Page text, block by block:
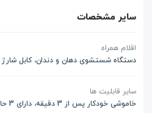
سایر مشخصات
اقلام همراه
دستگاه شستشوی دهان و دندان، کابل شارژ ، 3 نازل
سایر قابلیت ها
خاموشی خودکار پس از 3 دقیقه، دارای 3 حالت سرعت ملایم، استاندارد و قوی